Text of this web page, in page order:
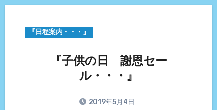
『日程案内・・・』
『子供の日 謝恩セー
ル・・・』
2019年5月4日